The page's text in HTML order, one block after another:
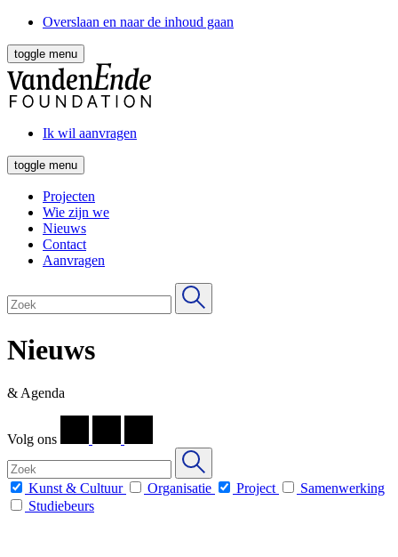
Overslaan en naar de inhoud gaan
toggle menu
Ik wil aanvragen
toggle menu
Projecten
Wie zijn we
Nieuws
Contact
Aanvragen
Nieuws
& Agenda
Volg ons
Kunst & Cultuur Organisatie Project
Samenwerking
Studiebeurs